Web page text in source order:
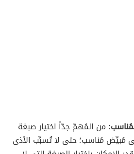
من المُهمّ جدّاً اختيار صبغة
مُبيِّض مُناسب؛ حتى لا تُسبِّب الأذى